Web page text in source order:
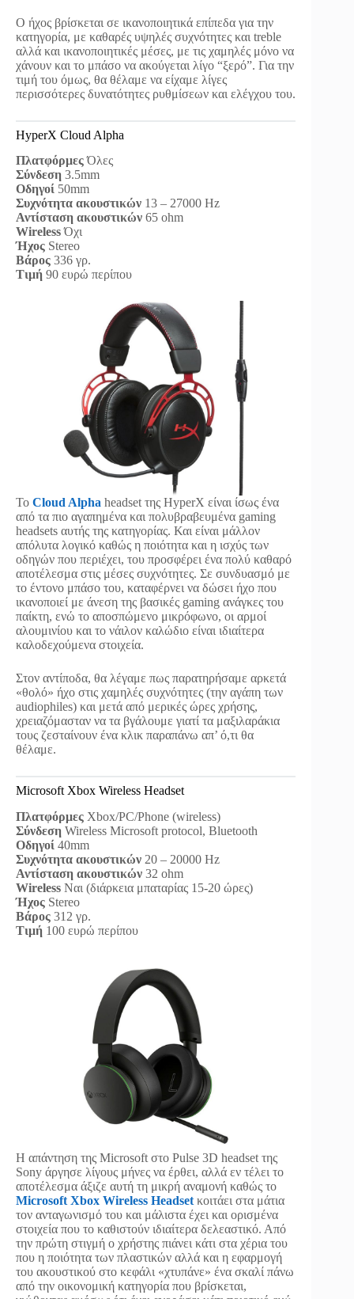
Ο ήχος βρίσκεται σε ικανοποιητικά επίπεδα για την
κατηγορία, με καθαρές υψηλές συχνότητες και treble
αλλά και ικανοποιητικές μέσες, με τις χαμηλές μόνο να
χάνουν και το μπάσο να ακούγεται λίγο “ξερό”. Για την
τιμή του όμως, θα θέλαμε να είχαμε λίγες
περισσότερες δυνατότητες ρυθμίσεων και ελέγχου του.
HyperX Cloud Alpha
ΠλατφόρμεςΌλες
Σύνδεση 3.5mm
Οδηγοί 50mm
Συχνότητα ακουστικών 13 – 27000 Hz
Αντίσταση ακουστικών 65 ohm
WirelessΌχι
Ήχος Stereo
Βάρος 336 γρ.
Τιμή 90 ευρώ περίπου
Το Cloud Alpha headset της HyperX είναι ίσως ένα
από τα πιο αγαπημένα και πολυβραβευμένα gaming
headsets αυτής της κατηγορίας. Και είναι μάλλον
απόλυτα λογικό καθώς η ποιότητα και η ισχύς των
οδηγών που περιέχει, του προσφέρει ένα πολύ καθαρό
αποτέλεσμα στις μέσες συχνότητες. Σε συνδυασμό με
το έντονο μπάσο του, καταφέρνει να δώσει ήχο που
ικανοποιεί με άνεση της βασικές gaming ανάγκες του
παίκτη, ενώ το αποσπώμενο μικρόφωνο, οι αρμοί
αλουμινίου και το νάιλον καλώδιο είναι ιδιαίτερα
καλοδεχούμενα στοιχεία.
Στον αντίποδα, θα λέγαμε πως παρατηρήσαμε αρκετά
«θολό» ήχο στις χαμηλές συχνότητες (την αγάπη των
audiophiles) και μετά από μερικές ώρες χρήσης,
χρειαζόμασταν να τα βγάλουμε γιατί τα μαξιλαράκια
τους ζεσταίνουν ένα κλικ παραπάνω απ’ ό,τι θα
θέλαμε.
Microsoft Xbox Wireless Headset
Πλατφόρμες Xbox/PC/Phone (wireless)
Σύνδεση Wireless Microsoft protocol, Bluetooth
Οδηγοί 40mm
Συχνότητα ακουστικών 20 – 20000 Hz
Αντίσταση ακουστικών 32 ohm
Wireless Ναι (διάρκεια μπαταρίας 15-20 ώρες)
Ήχος Stereo
Βάρος 312 γρ.
Τιμή 100 ευρώ περίπου
Η απάντηση της Microsoft στο Pulse 3D headset της
Sony άργησε λίγους μήνες να έρθει, αλλά εν τέλει το
αποτέλεσμα άξιζε αυτή τη μικρή αναμονή καθώς το
Microsoft Xbox Wireless Headset κοιτάει στα μάτια
τον ανταγωνισμό του και μάλιστα έχει και ορισμένα
στοιχεία που το καθιστούν ιδιαίτερα δελεαστικό. Από
την πρώτη στιγμή ο χρήστης πιάνει κάτι στα χέρια του
που η ποιότητα των πλαστικών αλλά και η εφαρμογή
του ακουστικού στο κεφάλι «χτυπάνε» ένα σκαλί πάνω
από την οικονομική κατηγορία που βρίσκεται,